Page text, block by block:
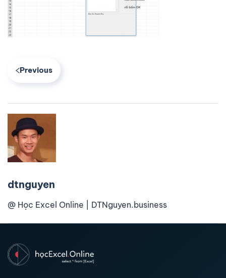
Previous
dtnguyen
@ Học Excel Online | DTNguyen.business